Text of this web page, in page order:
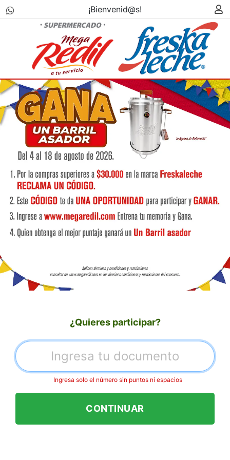
¡Bienvenid@s!
¿Quieres participar?
Ingresa solo el número sin puntos ni espacios
CONTINUAR